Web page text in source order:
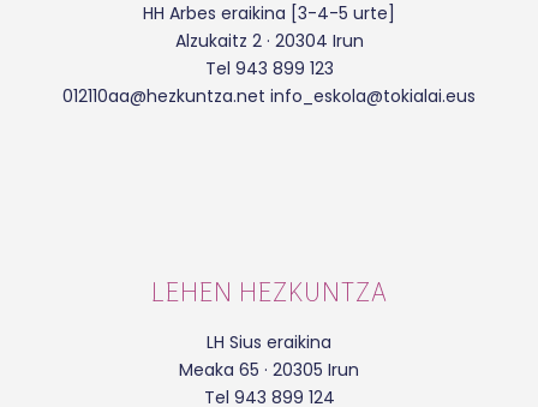
HH Arbes eraikina [3-4-5 urte]
Alzukaitz 2 · 20304 Irun
Tel 943 899 123
012110aa@hezkuntza.net info_eskola@tokialai.eus
LEHEN HEZKUNTZA
LH Sius eraikina
Meaka 65 · 20305 Irun
Tel 943 899 124